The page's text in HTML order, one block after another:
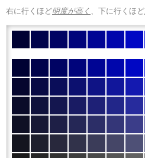
右に行くほど明度が高く 、下に行くほど